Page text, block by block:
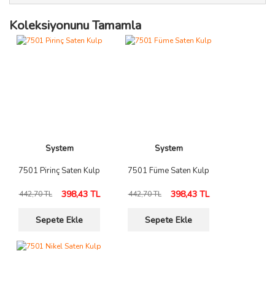
Koleksiyonunu Tamamla
System
7501 Pirinç Saten Kulp
442,70 TL 398,43 TL
Sepete Ekle
System
7501 Füme Saten Kulp
442,70 TL 398,43 TL
Sepete Ekle